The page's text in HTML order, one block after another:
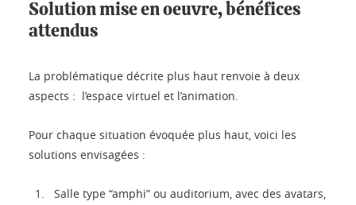
Solution mise en oeuvre, bénéfices
attendus
La problématique décrite plus haut renvoie à deux
aspects : l’espace virtuel et l’animation.
Pour chaque situation évoquée plus haut, voici les
solutions envisagées :
Salle type “amphi” ou auditorium, avec des avatars,